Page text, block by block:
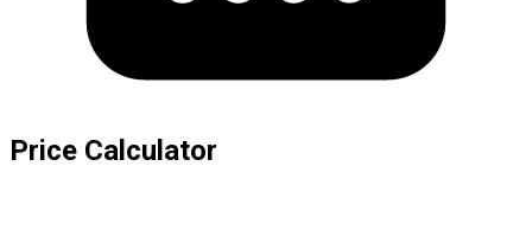
Price Calculator